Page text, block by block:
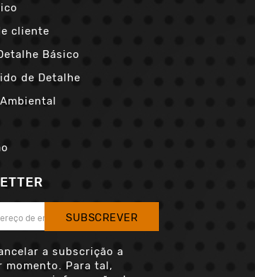
cliente
Básico
de Detalhe
SUBSCREVER
a subscrição a
momento. Para tal,